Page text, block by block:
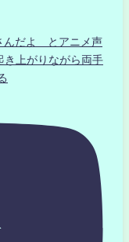
だよ とアニメ声
上がりながら両手